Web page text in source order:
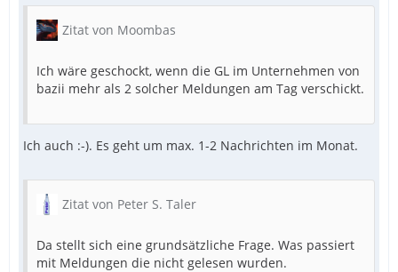
Zitat von Moombas
Ich wäre geschockt, wenn die GL im Unternehmen von
bazii mehr als 2 solcher Meldungen am Tag verschickt.
Ich auch :-). Es geht um max. 1-2 Nachrichten im Monat.
Zitat von Peter S. Taler
Da stellt sich eine grundsätzliche Frage. Was passiert
mit Meldungen die nicht gelesen wurden.